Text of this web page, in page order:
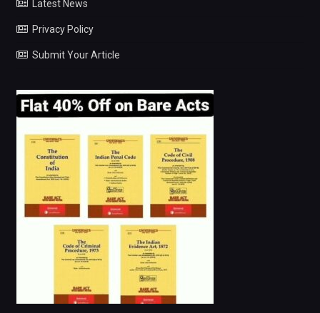
Latest News
Privacy Policy
Submit Your Article